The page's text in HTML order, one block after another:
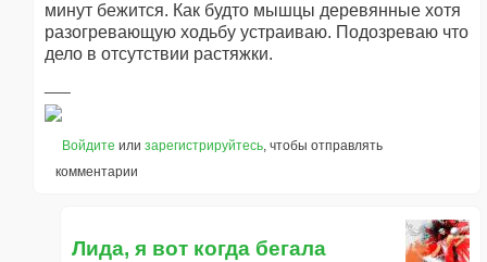
минут бежится. Как будто мышцы деревянные хотя
разогревающую ходьбу устраиваю. Подозреваю что
дело в отсутствии растяжки.
Войдите или зарегистрируйтесь, чтобы отправлять
комментарии
Лида, я вот когда бегала